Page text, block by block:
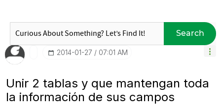
Search
‎2014-01-27 07:01 AM
Unir 2 tablas y que mantengan toda
la información de sus campos